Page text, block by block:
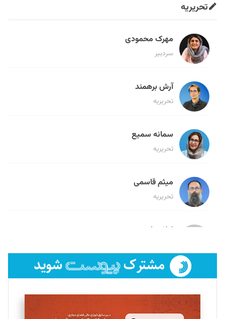
تحریریه
مهرک محمودی
سردبیر
آرش برهمند
تحریریه
سمانه سمیع
تحریریه
میثم قاسمی
تحریریه
لیلا حنارود
فائزه فتحی رستمی
تحریریه